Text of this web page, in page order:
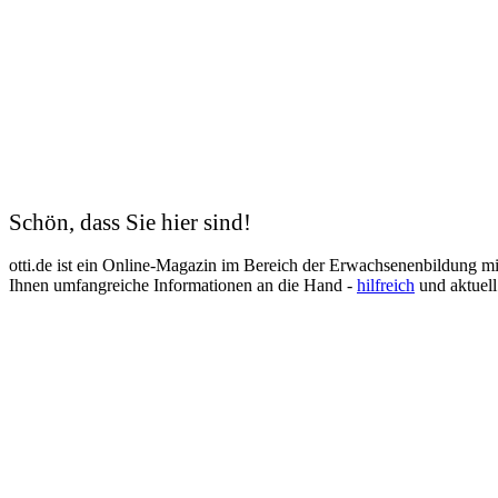
Schön, dass Sie hier sind!
otti.de ist ein Online-Magazin im Bereich der Erwachsenenbildung
Ihnen umfangreiche Informationen an die Hand - hilfreich und